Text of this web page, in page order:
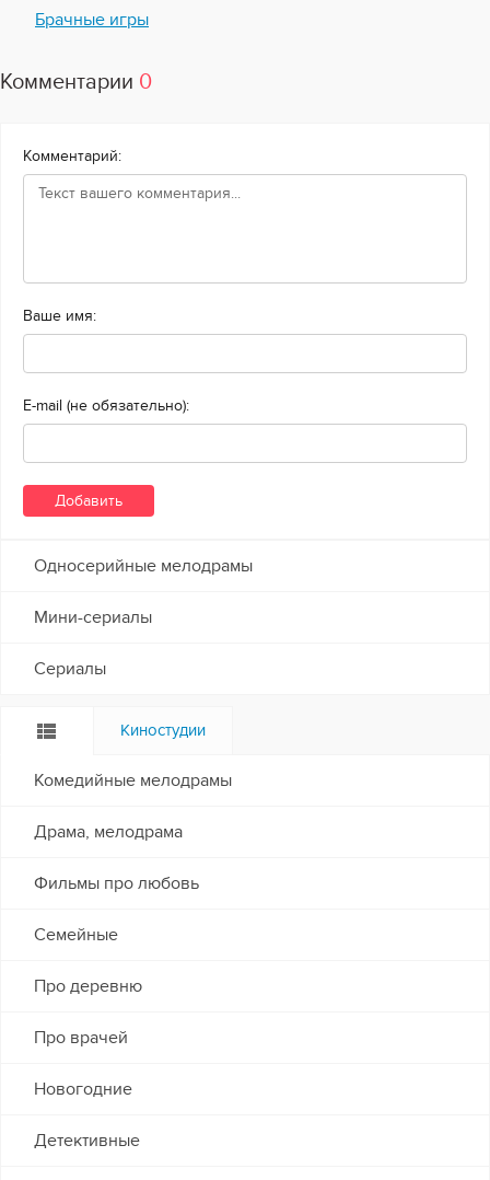
Брачные игры
Комментарии 0
Комментарий:
Ваше имя:
E-mail (не обязательно):
Односерийные мелодрамы
Мини-сериалы
Сериалы
Киностудии
Комедийные мелодрамы
Драма, мелодрама
Фильмы про любовь
Семейные
Про деревню
Про врачей
Новогодние
Детективные